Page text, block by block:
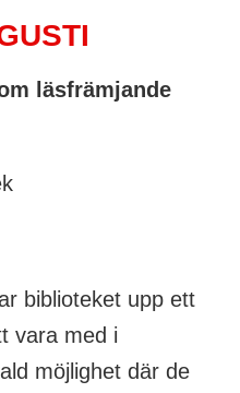
läsfrämjande
biblioteket upp ett
vara med i
möjlighet där de